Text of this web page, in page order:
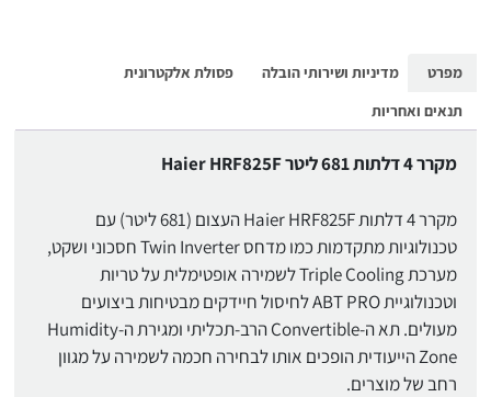
מפרט מדיניות ושירותי הובלה
פסולת אלקטרונית
תנאים ואחריות
מקרר 4 דלתות 681 ליטר Haier HRF825F
מקרר 4 דלתות Haier HRF825F העצום (681 ליטר) עם
טכנולוגיות מתקדמות כמו מדחס Twin Inverter חסכוני ושקט,
מערכת Triple Cooling לשמירה אופטימלית על טריות
וטכנולוגיית ABT PRO לחיסול חיידקים מבטיחות ביצועים
מעולים. תא ה-Convertible הרב-תכליתי ומגירת ה-Humidity
Zone הייעודית הופכים אותו לבחירה חכמה לשמירה על מגוון
רחב של מוצרים.